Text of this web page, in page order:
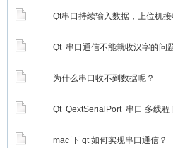
Qt串口持续输入数据，上位机
Qt 串口通信不能就收汉字的问
为什么串口收不到数据呢？
Qt QextSerialPort 串口 多线程
mac 下 qt 如何实现串口通信？